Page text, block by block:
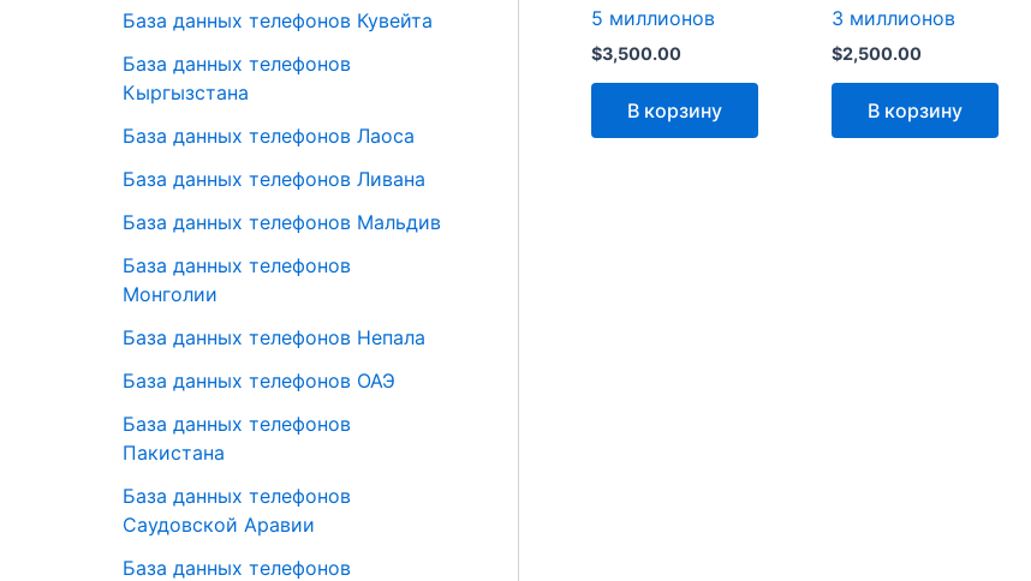
База данных телефонов Кувейта
База данных телефонов
Кыргызстана
База данных телефонов Лаоса
База данных телефонов Ливана
База данных телефонов Мальдив
База данных телефонов
Монголии
База данных телефонов Непала
База данных телефонов ОАЭ
База данных телефонов
Пакистана
База данных телефонов
Саудовской Аравии
База данных телефонов
5 миллионов
$3,500.00
В корзину
3 миллионов
$2,500.00
В корзину